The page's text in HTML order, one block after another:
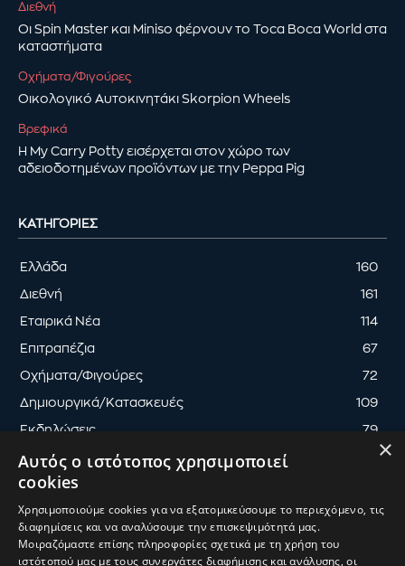
Διεθνή
Οι Spin Master και Miniso φέρνουν το Toca Boca World στα
καταστήματα
Οχήματα/Φιγούρες
Οικολογικό Αυτοκινητάκι Skorpion Wheels
Βρεφικά
Η My Carry Potty εισέρχεται στον χώρο των
αδειοδοτημένων προϊόντων με την Peppa Pig
ΚΑΤΗΓΟΡΊΕΣ
Ελλάδα 160
Διεθνή 161
Εταιρικά Νέα 114
Επιτραπέζια 67
Οχήματα/Φιγούρες 72
Δημιουργικά/Κατασκευές 109
Εκδηλώσεις 79
ΟΡΟΙ ΧΡΗΣΗΣ ΠΟΛΙΤΙΚΗ ΑΠΟΡΡΗΤΟΥ
ΔΙΑΧΕΙΡΙΣΗ ΑΠΟΡΡΗΤΟΥ
×
Αυτός ο ιστότοπος χρησιμοποιεί
cookies
Χρησιμοποιούμε cookies για να εξατομικεύσουμε το περιεχόμενο, τις
διαφημίσεις και να αναλύσουμε την επισκεψιμότητά μας.
Μοιραζόμαστε επίσης πληροφορίες σχετικά με τη χρήση του
ιστότοπού μας με τους συνεργάτες διαφήμισης και ανάλυσης, οι